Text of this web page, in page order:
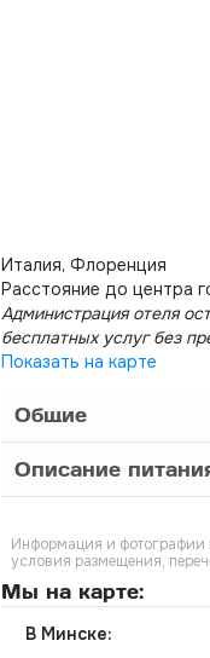
Италия, Флоренция
Расстояние до центра
Администрация отеля
бесплатных услуг без
Показать на карте
Общие
Описание
Информация и фотографии
условия размещения,
Мы на карте:
В Минске: